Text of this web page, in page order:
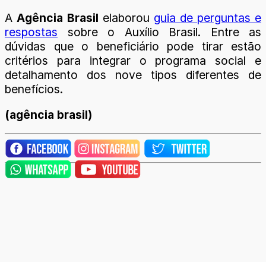
A Agência Brasil elaborou guia de perguntas e
respostas sobre o Auxílio Brasil. Entre as
dúvidas que o beneficiário pode tirar estão
critérios para integrar o programa social e
detalhamento dos nove tipos diferentes de
benefícios.
(agência brasil)